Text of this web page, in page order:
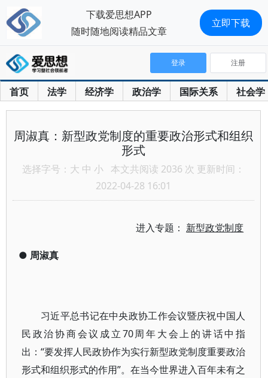
首页 法学 经济学 政治学 国际关系 社会学
登录 注册
周淑真：新型政党制度的重要政治形式和组织
形式
选择字号： 大 中 小 本文共阅读 2036 次 更新时间：
2022-04-28 16:01
进入专题： 新型政党制度
● 周淑真
习近平总书记在中央政协工作会议暨庆祝中国人
民政治协商会议成立70周年大会上的讲话中指
出：“要发挥人民政协作为实行新型政党制度重要政治
形式和组织形式的作用”。在当今世界进入百年未有之
下载爱思想APP
随时随地阅读精品文章
立即下载